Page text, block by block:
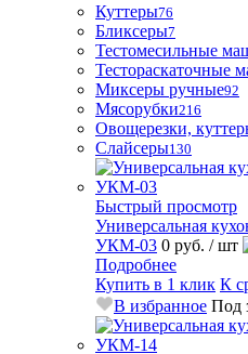
Куттеры76
Бликсеры7
Тестомесильные
Тестораскаточные
Миксеры ручные92
Мясорубки216
Овощерезки,
Слайсеры130
Быстрый просмотр
Универсальная
УКМ-03 0 руб. / шт
Подробнее
Купить в 1 клик К
В избранное Под